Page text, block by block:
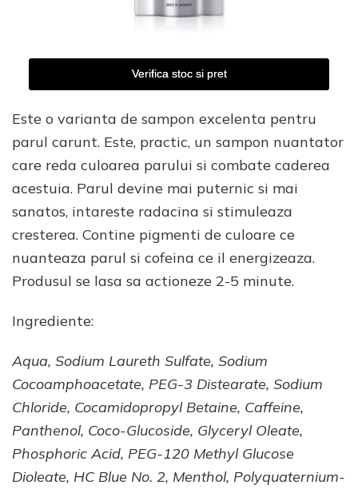
Verifica stoc si pret
Este o varianta de sampon excelenta pentru
parul carunt. Este, practic, un sampon nuantator
care reda culoarea parului si combate caderea
acestuia. Parul devine mai puternic si mai
sanatos, intareste radacina si stimuleaza
cresterea. Contine pigmenti de culoare ce
nuanteaza parul si cofeina ce il energizeaza.
Produsul se lasa sa actioneze 2-5 minute.
Ingrediente:
Aqua, Sodium Laureth Sulfate, Sodium
Cocoamphoacetate, PEG-3 Distearate, Sodium
Chloride, Cocamidopropyl Betaine, Caffeine,
Panthenol, Coco-Glucoside, Glyceryl Oleate,
Phosphoric Acid, PEG-120 Methyl Glucose
Dioleate, HC Blue No. 2, Menthol, Polyquaternium-